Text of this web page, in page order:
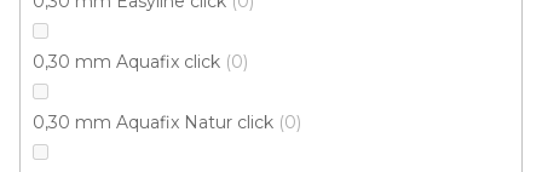
0,30 mm Aquafix click 0
0,30 mm Aquafix Natur click 0